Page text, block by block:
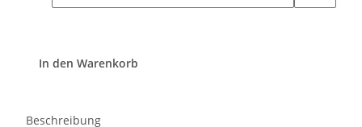
In den Warenkorb
Beschreibung